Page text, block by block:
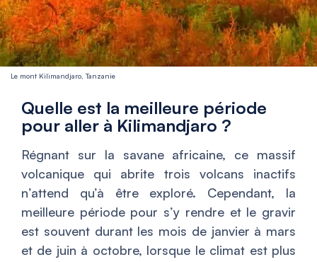
Le mont Kilimandjaro, Tanzanie
Quelle est la meilleure période
pour aller à Kilimandjaro ?
Régnant sur la savane africaine, ce massif
volcanique qui abrite trois volcans inactifs
n’attend qu’à être exploré. Cependant, la
meilleure période pour s’y rendre et le gravir
est souvent durant les mois de janvier à mars
et de juin à octobre, lorsque le climat est plus